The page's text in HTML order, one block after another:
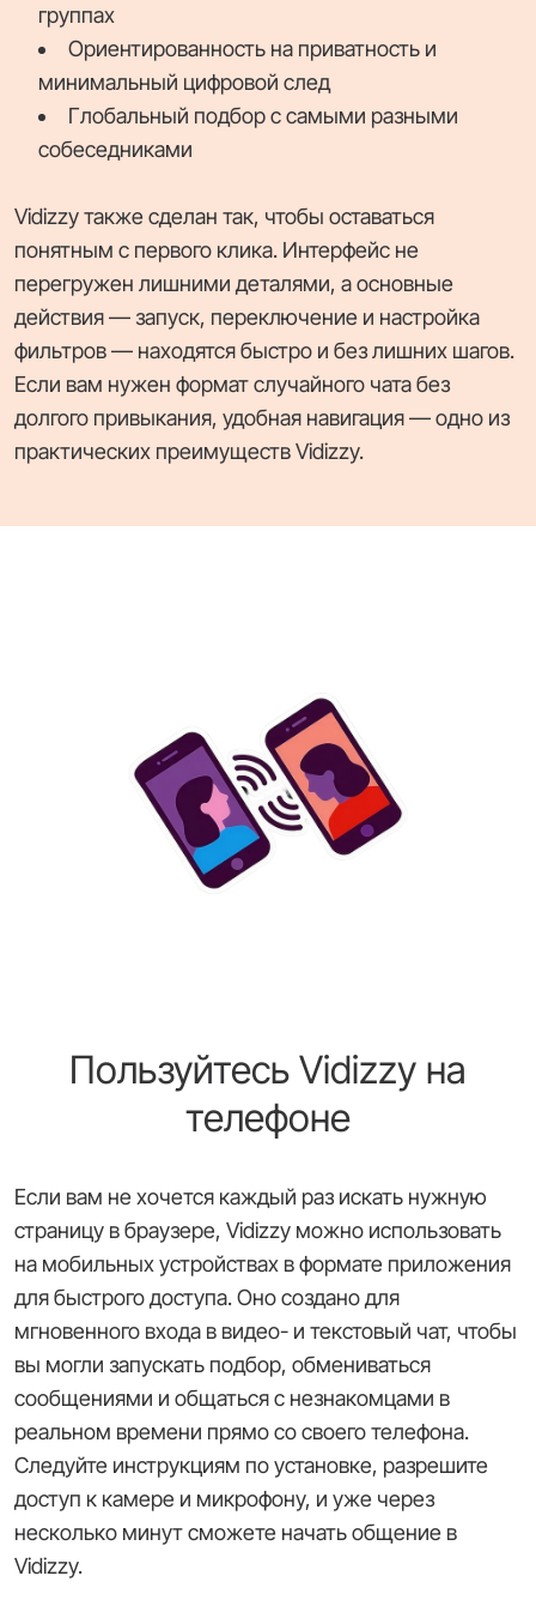
группах
Ориентированность на приватность и
минимальный цифровой след
Глобальный подбор с самыми разными
собеседниками
Vidizzy также сделан так, чтобы оставаться
понятным с первого клика. Интерфейс не
перегружен лишними деталями, а основные
действия — запуск, переключение и настройка
фильтров — находятся быстро и без лишних шагов.
Если вам нужен формат случайного чата без
долгого привыкания, удобная навигация — одно из
практических преимуществ Vidizzy.
Пользуйтесь Vidizzy на
телефоне
Если вам не хочется каждый раз искать нужную
страницу в браузере, Vidizzy можно использовать
на мобильных устройствах в формате приложения
для быстрого доступа. Оно создано для
мгновенного входа в видео- и текстовый чат, чтобы
вы могли запускать подбор, обмениваться
сообщениями и общаться с незнакомцами в
реальном времени прямо со своего телефона.
Следуйте инструкциям по установке, разрешите
доступ к камере и микрофону, и уже через
несколько минут сможете начать общение в
Vidizzy.